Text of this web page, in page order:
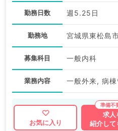
勤務日数 週5.25日
勤務地 宮城県東松島
募集科目 一般内科
業務内容 一般外来, 病棟
お気に入り
求人
紹介して